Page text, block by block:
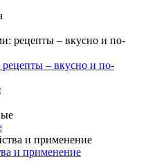
– вкусно и по-
и применение